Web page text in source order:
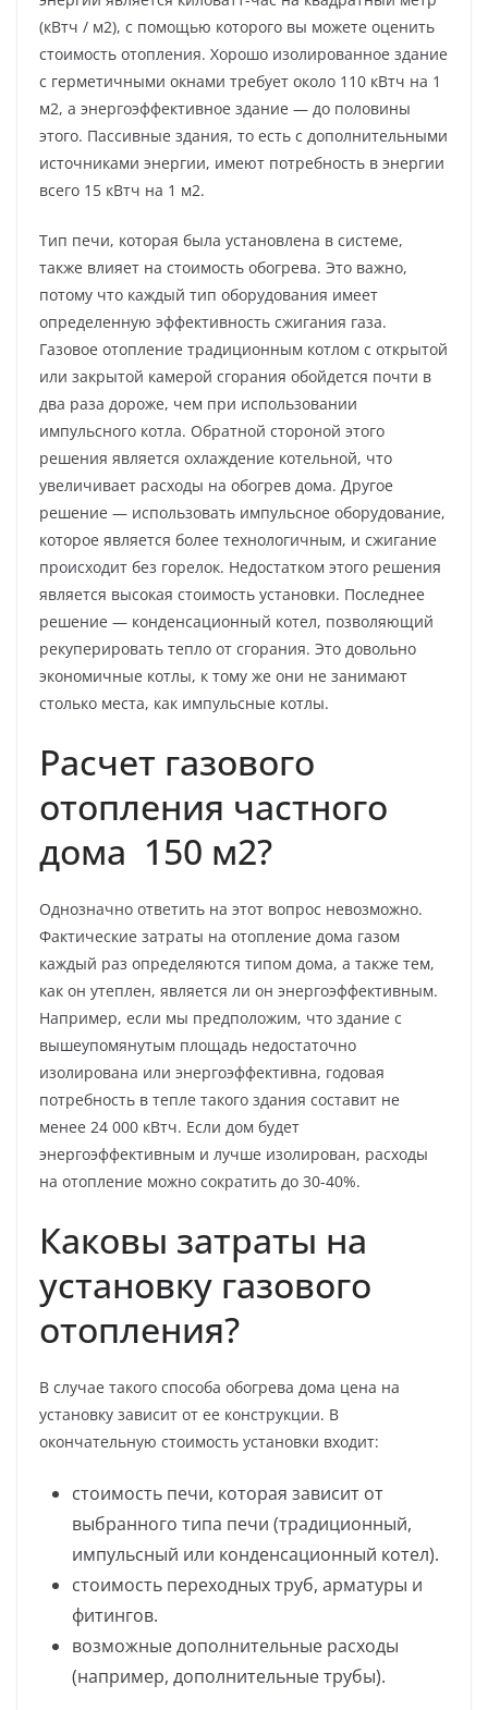
(кВтч / м2), с помощью которого вы можете оценить
стоимость отопления. Хорошо изолированное здание
с герметичными окнами требует около 110 кВтч на 1
м2, а энергоэффективное здание — до половины
этого. Пассивные здания, то есть с дополнительными
источниками энергии, имеют потребность в энергии
всего 15 кВтч на 1 м2.
Тип печи, которая была установлена ​​в системе,
также влияет на стоимость обогрева. Это важно,
потому что каждый тип оборудования имеет
определенную эффективность сжигания газа.
Газовое отопление традиционным котлом с открытой
или закрытой камерой сгорания обойдется почти в
два раза дороже, чем при использовании
импульсного котла. Обратной стороной этого
решения является охлаждение котельной, что
увеличивает расходы на обогрев дома. Другое
решение — использовать импульсное оборудование,
которое является более технологичным, и сжигание
происходит без горелок. Недостатком этого решения
является высокая стоимость установки. Последнее
решение — конденсационный котел, позволяющий
рекуперировать тепло от сгорания. Это довольно
экономичные котлы, к тому же они не занимают
столько места, как импульсные котлы.
Расчет газового
отопления частного
дома 150 м2?
Однозначно ответить на этот вопрос невозможно.
Фактические затраты на отопление дома газом
каждый раз определяются типом дома, а также тем,
как он утеплен, является ли он энергоэффективным.
Например, если мы предположим, что здание с
вышеупомянутым площадь недостаточно
изолирована или энергоэффективна, годовая
потребность в тепле такого здания составит не
менее 24 000 кВтч. Если дом будет
энергоэффективным и лучше изолирован, расходы
на отопление можно сократить до 30-40%.
Каковы затраты на
установку газового
отопления?
В случае такого способа обогрева дома цена на
установку зависит от ее конструкции. В
окончательную стоимость установки входит:
стоимость печи, которая зависит от
выбранного типа печи (традиционный,
импульсный или конденсационный котел).
стоимость переходных труб, арматуры и
фитингов.
возможные дополнительные расходы
(например, дополнительные трубы).